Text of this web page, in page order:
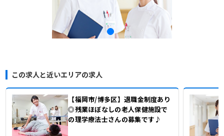
この求人と近いエリアの求人
【福岡市/博多区】退職金制度あり
◎残業ほぼなしの老人保健施設で
の理学療法士さんの募集です♪